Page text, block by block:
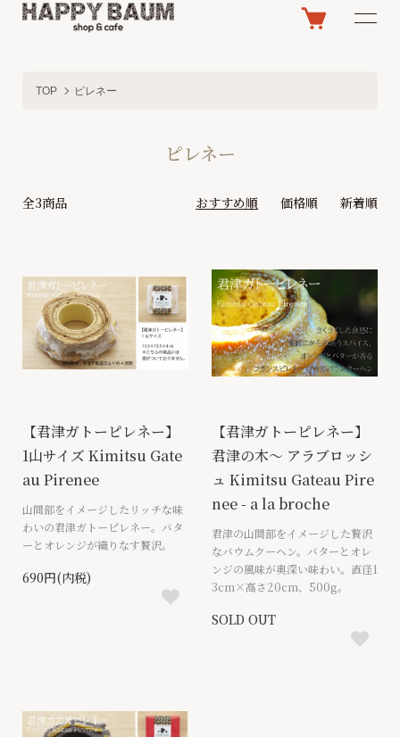
TOP ピレネー
ピレネー
全3商品 おすすめ順 価格順 新着順
【君津ガトーピレネー】
1山サイズ Kimitsu Gate
au Pirenee
山間部をイメージしたリッチな味
わいの君津ガトーピレネー。バタ
ーとオレンジが織りなす贅沢。
690円(内税)
【君津ガトーピレネー】
君津の木～ アラブロッシ
ュ Kimitsu Gateau Pire
nee - a la broche
君津の山間部をイメージした贅沢
なバウムクーヘン。バターとオレ
ンジの風味が奥深い味わい。直径1
3cm×高さ20cm、500g。
SOLD OUT